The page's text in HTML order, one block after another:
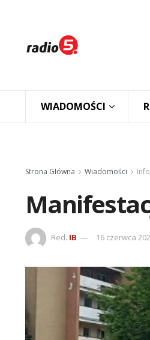
WIADOMOŚCI
Strona Główna Wiadomości
Red. IB 16 czerwca